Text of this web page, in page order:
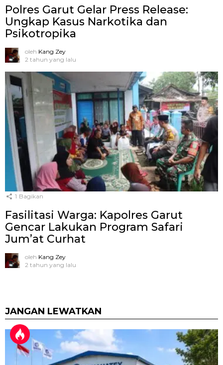
Polres Garut Gelar Press Release:
Ungkap Kasus Narkotika dan
Psikotropika
oleh Kang Zey
2 tahun yang lalu
1 Bagikan
Fasilitasi Warga: Kapolres Garut
Gencar Lakukan Program Safari
Jum’at Curhat
oleh Kang Zey
2 tahun yang lalu
JANGAN LEWATKAN